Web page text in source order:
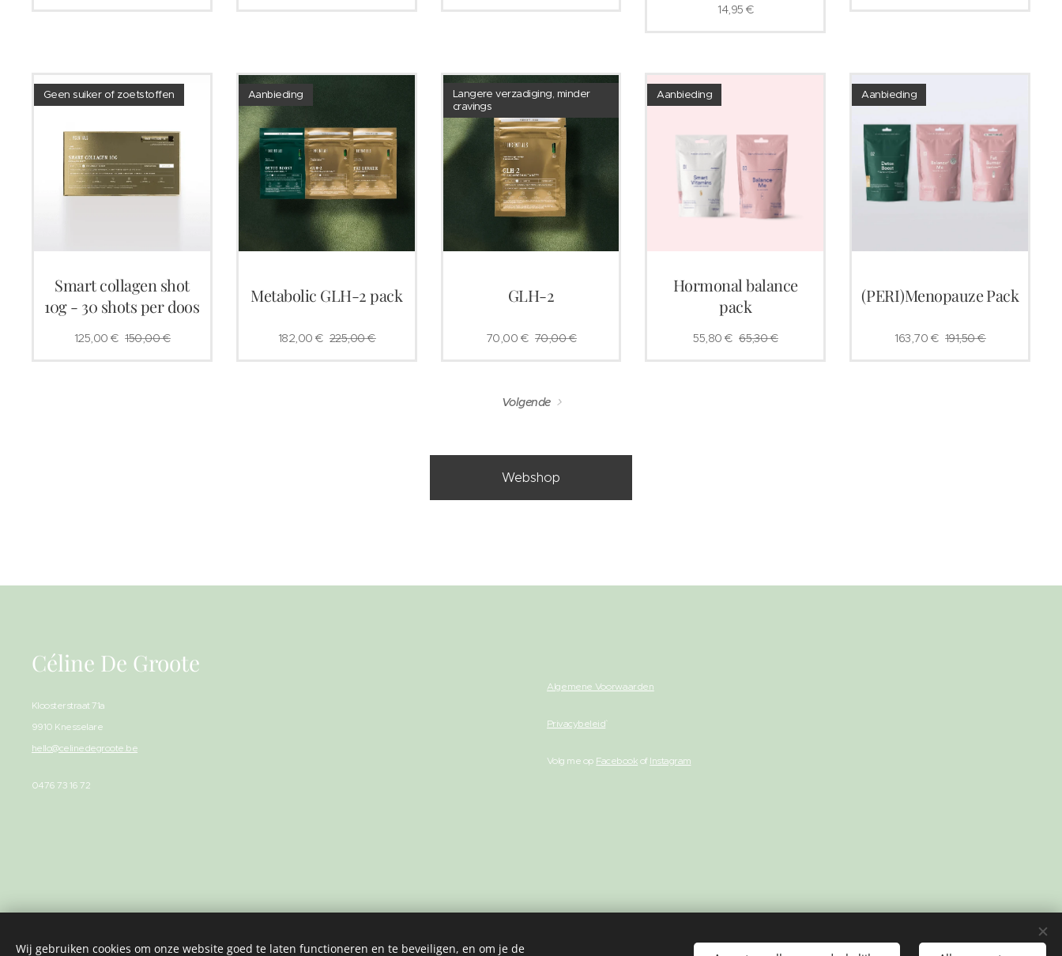
14,95 €
Smart collagen shot
10g - 30 shots per doos
Geen suiker of zoetstoffen
125,00 € 150,00€
Metabolic GLH-2 pack
Aanbieding
182,00 € 225,00€
GLH-2
Langere verzadiging, minder
cravings
70,00 € 70,00€
Hormonal balance
pack
Aanbieding
55,80 € 65,30€
(PERI)Menopauze Pack
Aanbieding
163,70 € 191,50€
Volgende
Webshop
Céline De Groote
Kloosterstraat 71a
9910 Knesselare
hello@celinedegroote.be
0476 73 16 72
Algemene Voorwaarden
Privacybeleid
Volg me op Facebook of Instagram
Wij gebruiken cookies om onze website goed te laten functioneren en te beveiligen, en om je de